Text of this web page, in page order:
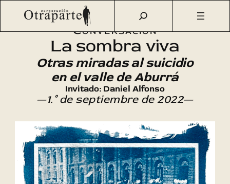
Saltar
Otraparte.org/Agenda Cultural Ciencia La sombra viva
Conversación
La sombra viva
Otras miradas al suicidio
en el valle de Aburrá
Invitado: Daniel Alfonso
—1.° de septiembre de 2022—